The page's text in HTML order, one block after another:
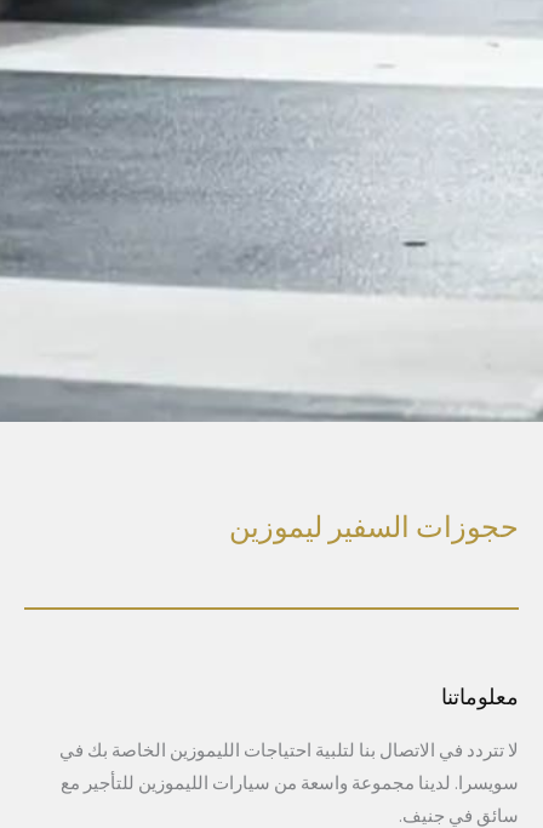
حجوزات السفير ليموزين
معلوماتنا
لا تتردد في الاتصال بنا لتلبية احتياجات الليموزين الخاصة بك في
سويسرا. لدينا مجموعة واسعة من سيارات الليموزين للتأجير مع
سائق في جنيف.